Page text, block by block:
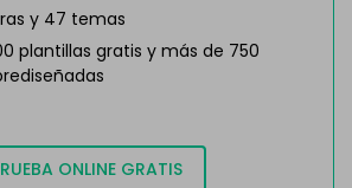
y 47 temas
plantillas gratis y más de 750
ONLINE GRATIS